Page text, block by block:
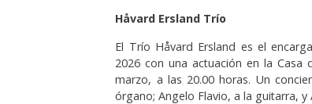
Håvard Ersland Trío
El Trío Håvard Ersland es el
2026 con una actuación en la Casa
marzo, a las 20.00 horas. Un
órgano; Angelo Flavio, a la guitarra, y